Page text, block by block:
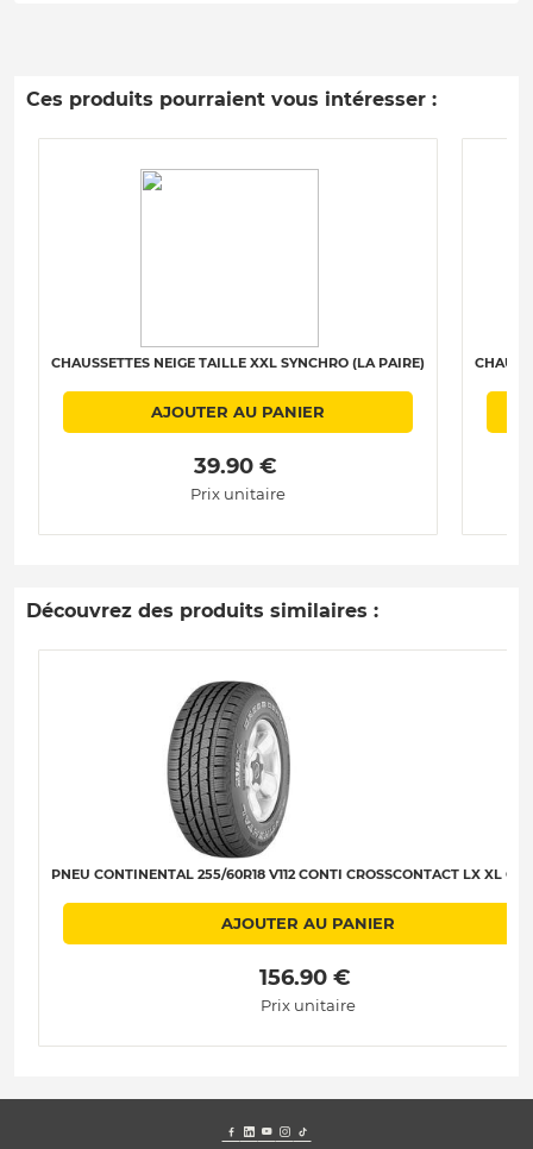
Ces produits pourraient vous intéresser :
CHAUSSETTES NEIGE TAILLE XXL SYNCHRO (LA PAIRE)
AJOUTER AU PANIER
39.90 €
Prix unitaire
Découvrez des produits similaires :
PNEU CONTINENTAL 255/60R18 V112 CONTI CROSSCONTACT LX XL C-
AJOUTER AU PANIER
156.90 €
Prix unitaire